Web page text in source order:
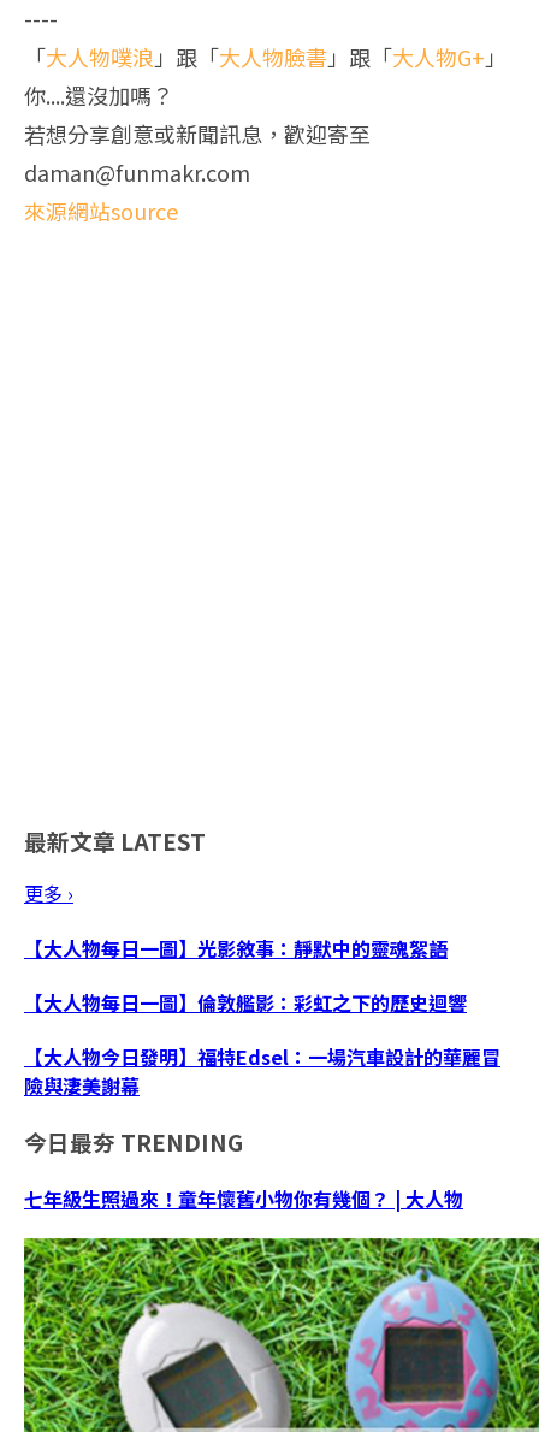
----
「大人物噗浪 」跟「大人物臉書」跟「大人物G+ 」
你....還沒加嗎？
若想分享創意或新聞訊息，歡迎寄至
daman@funmakr.com
來源網站source
最新文章 LATEST
更多 ›
【大人物每日一圖】光影敘事：靜默中的靈魂絮語
【大人物每日一圖】倫敦艦影：彩虹之下的歷史迴響
【大人物今日發明】福特Edsel：一場汽車設計的華麗冒
險與淒美謝幕
今日最夯 TRENDING
七年級生照過來！童年懷舊小物你有幾個？ | 大人物